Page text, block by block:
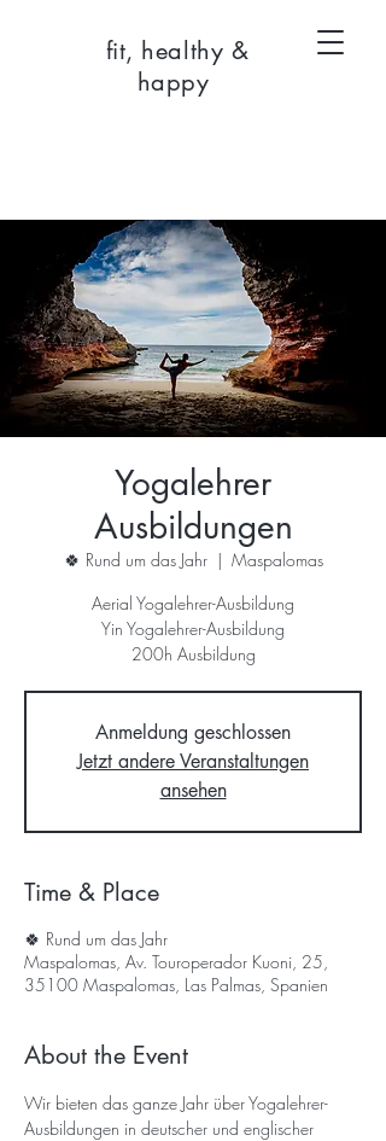
fit, healthy &
happy
Yogalehrer
Ausbildungen
🍀 Rund um das Jahr
  |
Maspalomas
Aerial Yogalehrer-Ausbildung
Yin Yogalehrer-Ausbildung
200h Ausbildung
Anmeldung geschlossen
Jetzt andere Veranstaltungen
ansehen
Time & Place
🍀 Rund um das Jahr
Maspalomas, Av. Touroperador Kuoni, 25,
35100 Maspalomas, Las Palmas, Spanien
About the Event
Wir bieten das ganze Jahr über Yogalehrer-
Ausbildungen in deutscher und englischer